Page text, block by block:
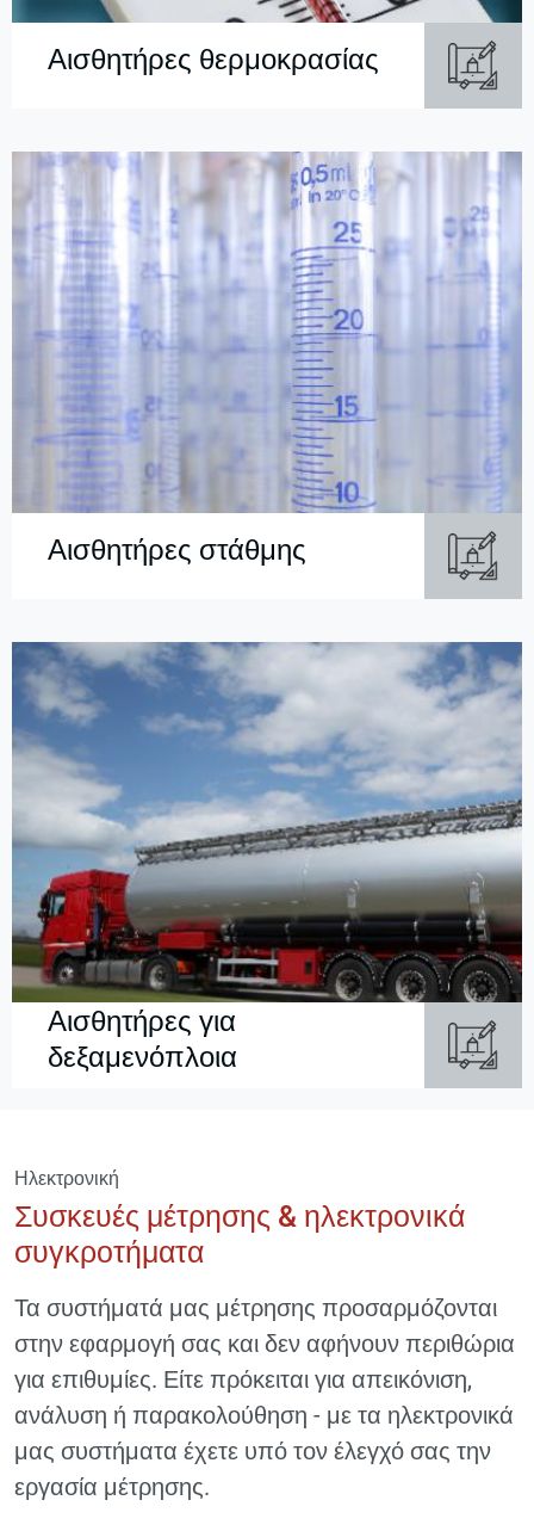
Αισθητήρες θερμοκρασίας
Αισθητήρες στάθμης
Αισθητήρες για
δεξαμενόπλοια
Ηλεκτρονική
Συσκευές μέτρησης & ηλεκτρονικά
συγκροτήματα
Τα συστήματά μας μέτρησης προσαρμόζονται
στην εφαρμογή σας και δεν αφήνουν περιθώρια
για επιθυμίες. Είτε πρόκειται για απεικόνιση,
ανάλυση ή παρακολούθηση - με τα ηλεκτρονικά
μας συστήματα έχετε υπό τον έλεγχό σας την
εργασία μέτρησης.